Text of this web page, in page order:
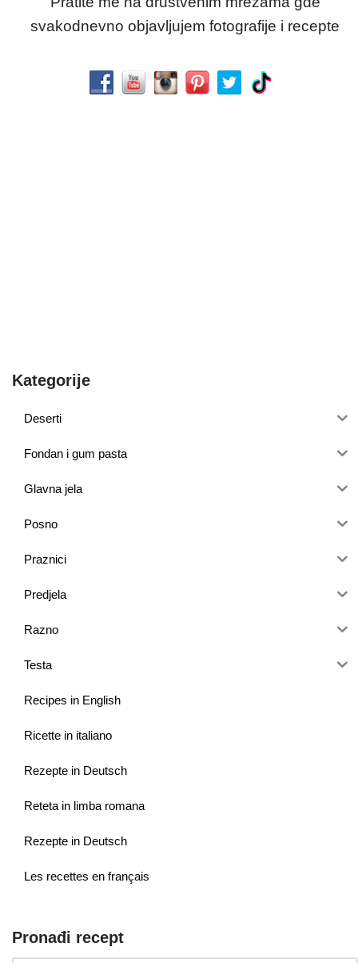
svakodnevno objavljujem fotografije i recepte
Kategorije
Deserti
Fondan i gum pasta
Glavna jela
Posno
Praznici
Predjela
Razno
Testa
Recipes in English
Ricette in italiano
Rezepte in Deutsch
Reteta in limba romana
Rezepte in Deutsch
Les recettes en français
Pronađi recept